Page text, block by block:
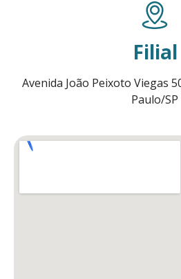
Filial
Avenida João Peixoto Viegas
Paulo/SP